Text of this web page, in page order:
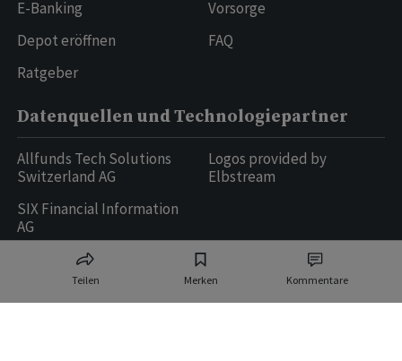
Teilen Merken Kommentare
E-Banking
Depot eröffnen
Ratgeber
Vorsorge
FAQ
Datenquellen und Technologiepartner
Allfunds Tech Solutions
Switzerland AG
SIX Financial Information
AG
Logos provided by
Elbstream